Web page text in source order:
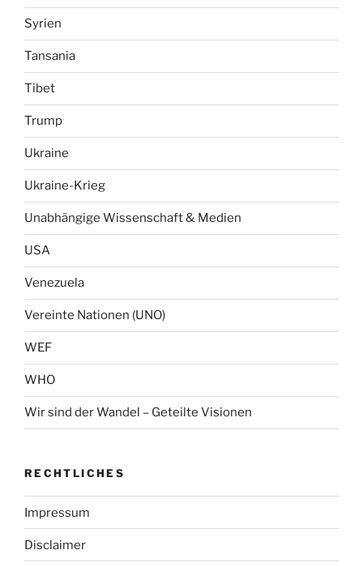
Syrien
Tansania
Tibet
Trump
Ukraine
Ukraine-Krieg
Unabhängige Wissenschaft & Medien
USA
Venezuela
Vereinte Nationen (UNO)
WEF
WHO
Wir sind der Wandel – Geteilte Visionen
RECHTLICHES
Impressum
Disclaimer